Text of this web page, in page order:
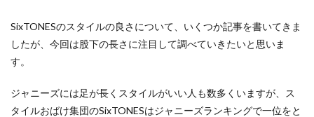
SixTONESのスタイルの良さについて、いくつか記事を書いてきま
したが、今回は股下の長さに注目して調べていきたいと思いま
す。
ジャニーズには足が長くスタイルがいい人も数多くいますが、ス
タイルおばけ集団のSixTONESはジャニーズランキングで一位をと